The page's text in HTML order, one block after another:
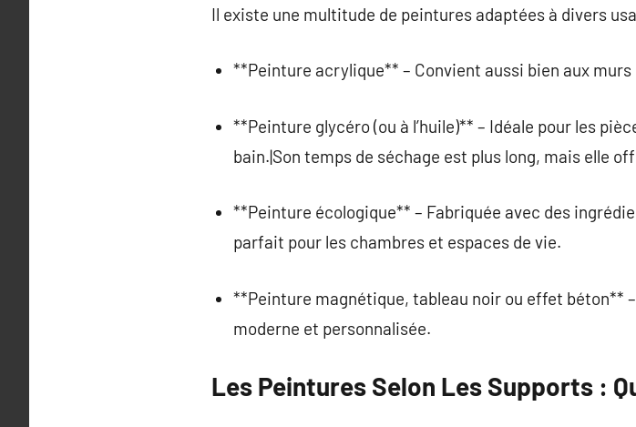
Il existe une multitude de peintures adaptées à divers
**Peinture acrylique** – Convient aussi bien aux murs
**Peinture glycéro (ou à l’huile)** – Idéale pour les
bain.|Son temps de séchage est plus long, mais elle
**Peinture écologique** – Fabriquée avec des
parfait pour les chambres et espaces de vie.
**Peinture magnétique, tableau noir ou effet béton**
moderne et personnalisée.
Les Peintures Selon Les Supports :